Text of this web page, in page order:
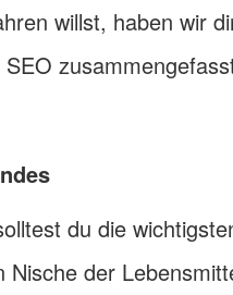
willst, haben wir
du die
Nische der